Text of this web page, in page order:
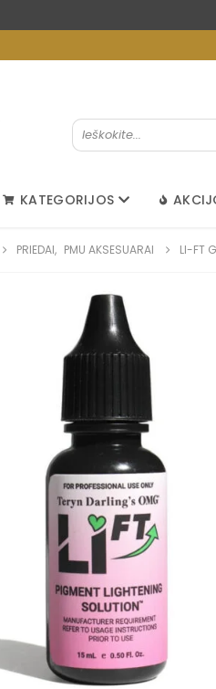
KATEGORIJOS
PRIEDAI, PMU AKSESUARAI LI-FT